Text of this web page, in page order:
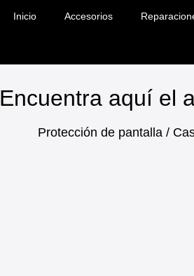
Inicio Accesorios
Encuentra aquí el
Protección de pantalla /